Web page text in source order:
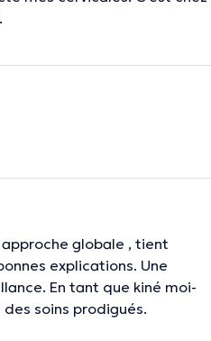
globale , tient
explications. Une
En tant que kiné moi-
soins prodigués.